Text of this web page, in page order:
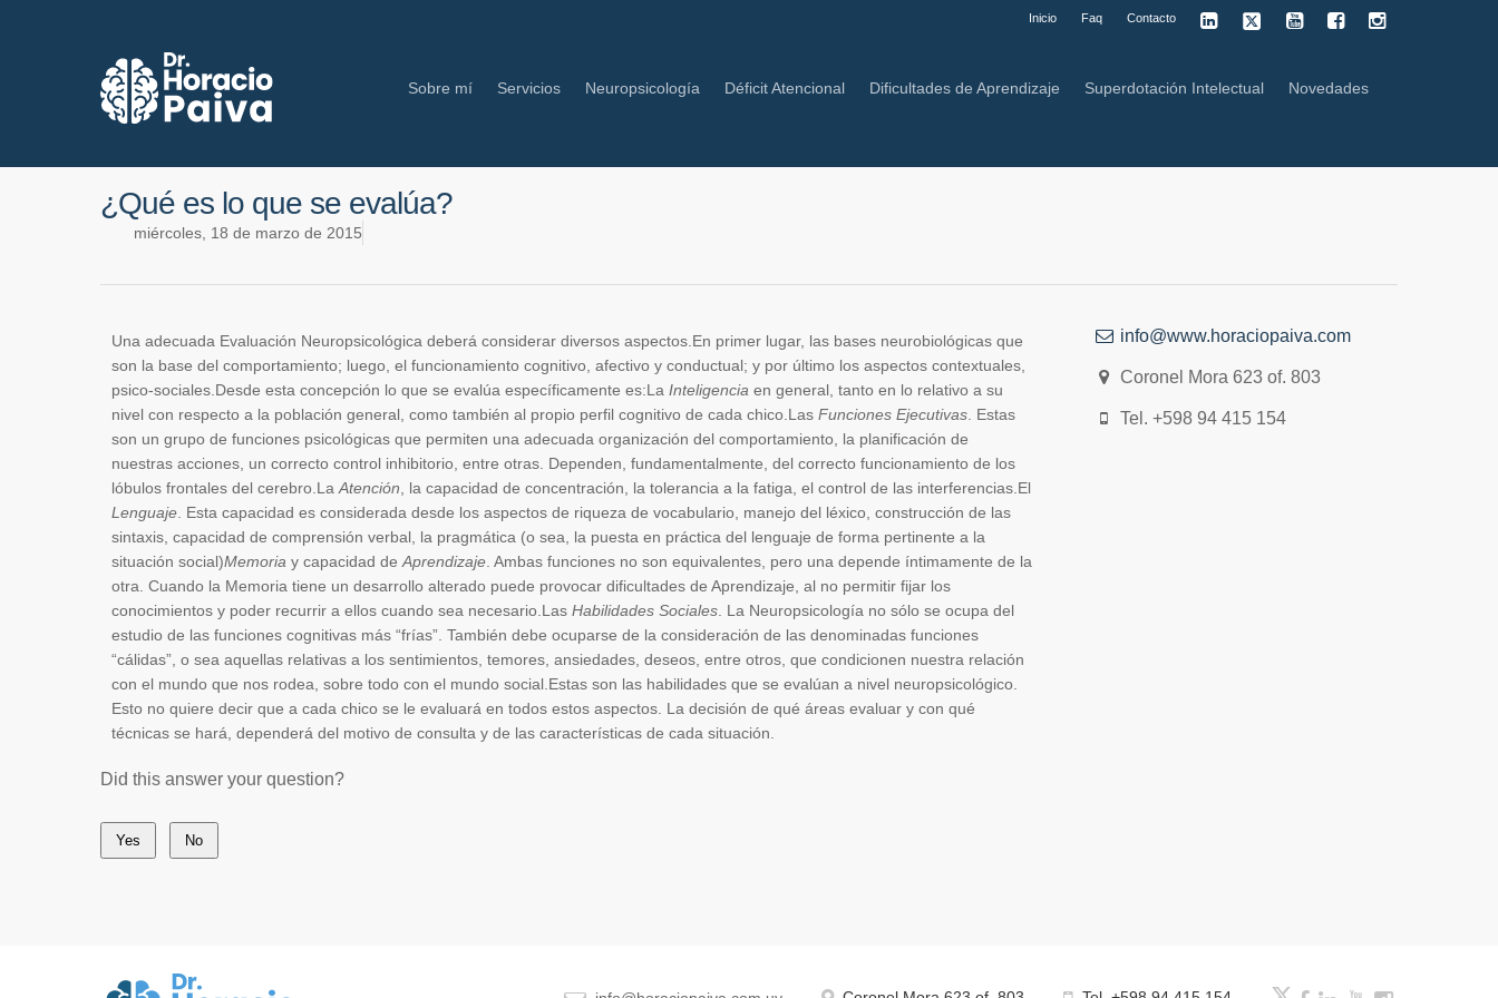
Inicio Faq Contacto
Sobre mí Servicios Neuropsicología Déficit Atencional Dificultades de Aprendizaje Superdotación Intelectual Novedades
¿Qué es lo que se evalúa?
miércoles, 18 de marzo de 2015
Una adecuada Evaluación Neuropsicológica deberá considerar diversos aspectos.En primer lugar, las bases neurobiológicas que
son la base del comportamiento; luego, el funcionamiento cognitivo, afectivo y conductual; y por último los aspectos contextuales,
psico-sociales.Desde esta concepción lo que se evalúa específicamente es:La Inteligencia en general, tanto en lo relativo a su
nivel con respecto a la población general, como también al propio perfil cognitivo de cada chico.Las Funciones Ejecutivas . Estas
son un grupo de funciones psicológicas que permiten una adecuada organización del comportamiento, la planificación de
nuestras acciones, un correcto control inhibitorio, entre otras. Dependen, fundamentalmente, del correcto funcionamiento de los
lóbulos frontales del cerebro.La Atención , la capacidad de concentración, la tolerancia a la fatiga, el control de las interferencias.El
Lenguaje . Esta capacidad es considerada desde los aspectos de riqueza de vocabulario, manejo del léxico, construcción de las
sintaxis, capacidad de comprensión verbal, la pragmática (o sea, la puesta en práctica del lenguaje de forma pertinente a la
situación social)Memoria y capacidad de Aprendizaje . Ambas funciones no son equivalentes, pero una depende íntimamente de la
otra. Cuando la Memoria tiene un desarrollo alterado puede provocar dificultades de Aprendizaje, al no permitir fijar los
conocimientos y poder recurrir a ellos cuando sea necesario.Las Habilidades Sociales . La Neuropsicología no sólo se ocupa del
estudio de las funciones cognitivas más “frías”. También debe ocuparse de la consideración de las denominadas funciones
“cálidas”, o sea aquellas relativas a los sentimientos, temores, ansiedades, deseos, entre otros, que condicionen nuestra relación
con el mundo que nos rodea, sobre todo con el mundo social.Estas son las habilidades que se evalúan a nivel neuropsicológico.
Esto no quiere decir que a cada chico se le evaluará en todos estos aspectos. La decisión de qué áreas evaluar y con qué
técnicas se hará, dependerá del motivo de consulta y de las características de cada situación.
Did this answer your question?
Yes No
info@www.horaciopaiva.com
Coronel Mora 623 of. 803
Tel. +598 94 415 154